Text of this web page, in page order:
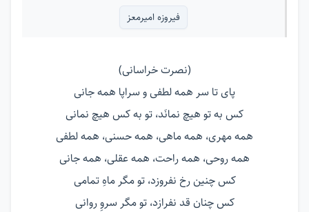
فیروزه امیرمعز
(نصرت خراسانی)
پای تا سر همه لطفی و سراپا همه جانی
کس به تو هیچ نمانَد، تو به کس هیچ نمانی
همه مهری، همه ماهی، همه حسنی، همه لطفی
همه روحی، همه راحت، همه عقلی، همه جانی
کس چنین رخ نفروزد، تو مگر ماهِ تمامی
کس چنان قد نفرازد، تو مگر سروِ روانی